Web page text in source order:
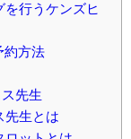
行うケンズヒ
約方法
先生
先生とは